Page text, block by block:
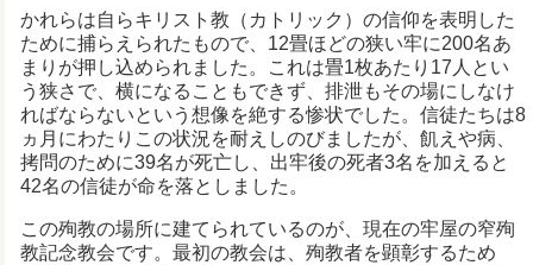
かれらは自らキリスト教（カトリック）の信仰を表明した
ために捕らえられたもので、12畳ほどの狭い牢に200名あ
まりが押し込められました。これは畳1枚あたり17人とい
う狭さで、横になることもできず、排泄もその場にしなけ
ればならないという想像を絶する惨状でした。信徒たちは8
ヵ月にわたりこの状況を耐えしのびましたが、飢えや病、
拷問のために39名が死亡し、出牢後の死者3名を加えると
42名の信徒が命を落としました。
この殉教の場所に建てられているのが、現在の牢屋の窄殉
教記念教会です。最初の教会は、殉教者を顕彰するため